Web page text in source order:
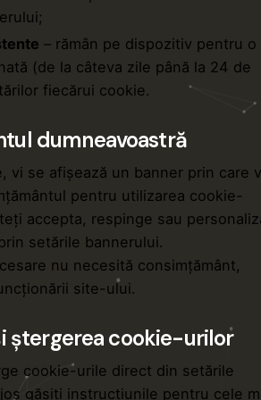
– rămân pe dispozitiv pentru o
(de la câteva zile până la 24 de
fiecărui cookie.
dumneavoastră
vi se afișează un banner prin care
pentru utilizarea cookie-
accepta, respinge sau
setările bannerului.
nu necesită consimțământ,
site-ului.
ștergerea cookie-urilor
cookie-urile direct din setările
găsiți instrucțiunile pentru cele